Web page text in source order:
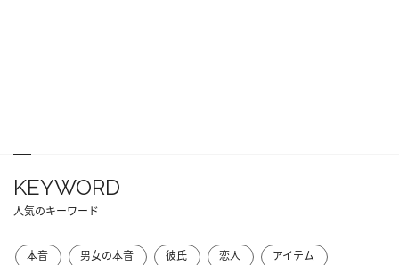
KEYWORD
人気のキーワード
本音 男女の本音 彼氏 恋人
アイテム